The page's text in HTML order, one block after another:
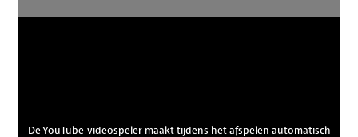
De YouTube-videospeler maakt tijdens het afspelen automatisch